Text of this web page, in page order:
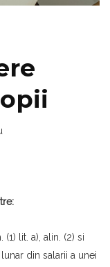
lit. a), alin. (2) si
din salarii a unei